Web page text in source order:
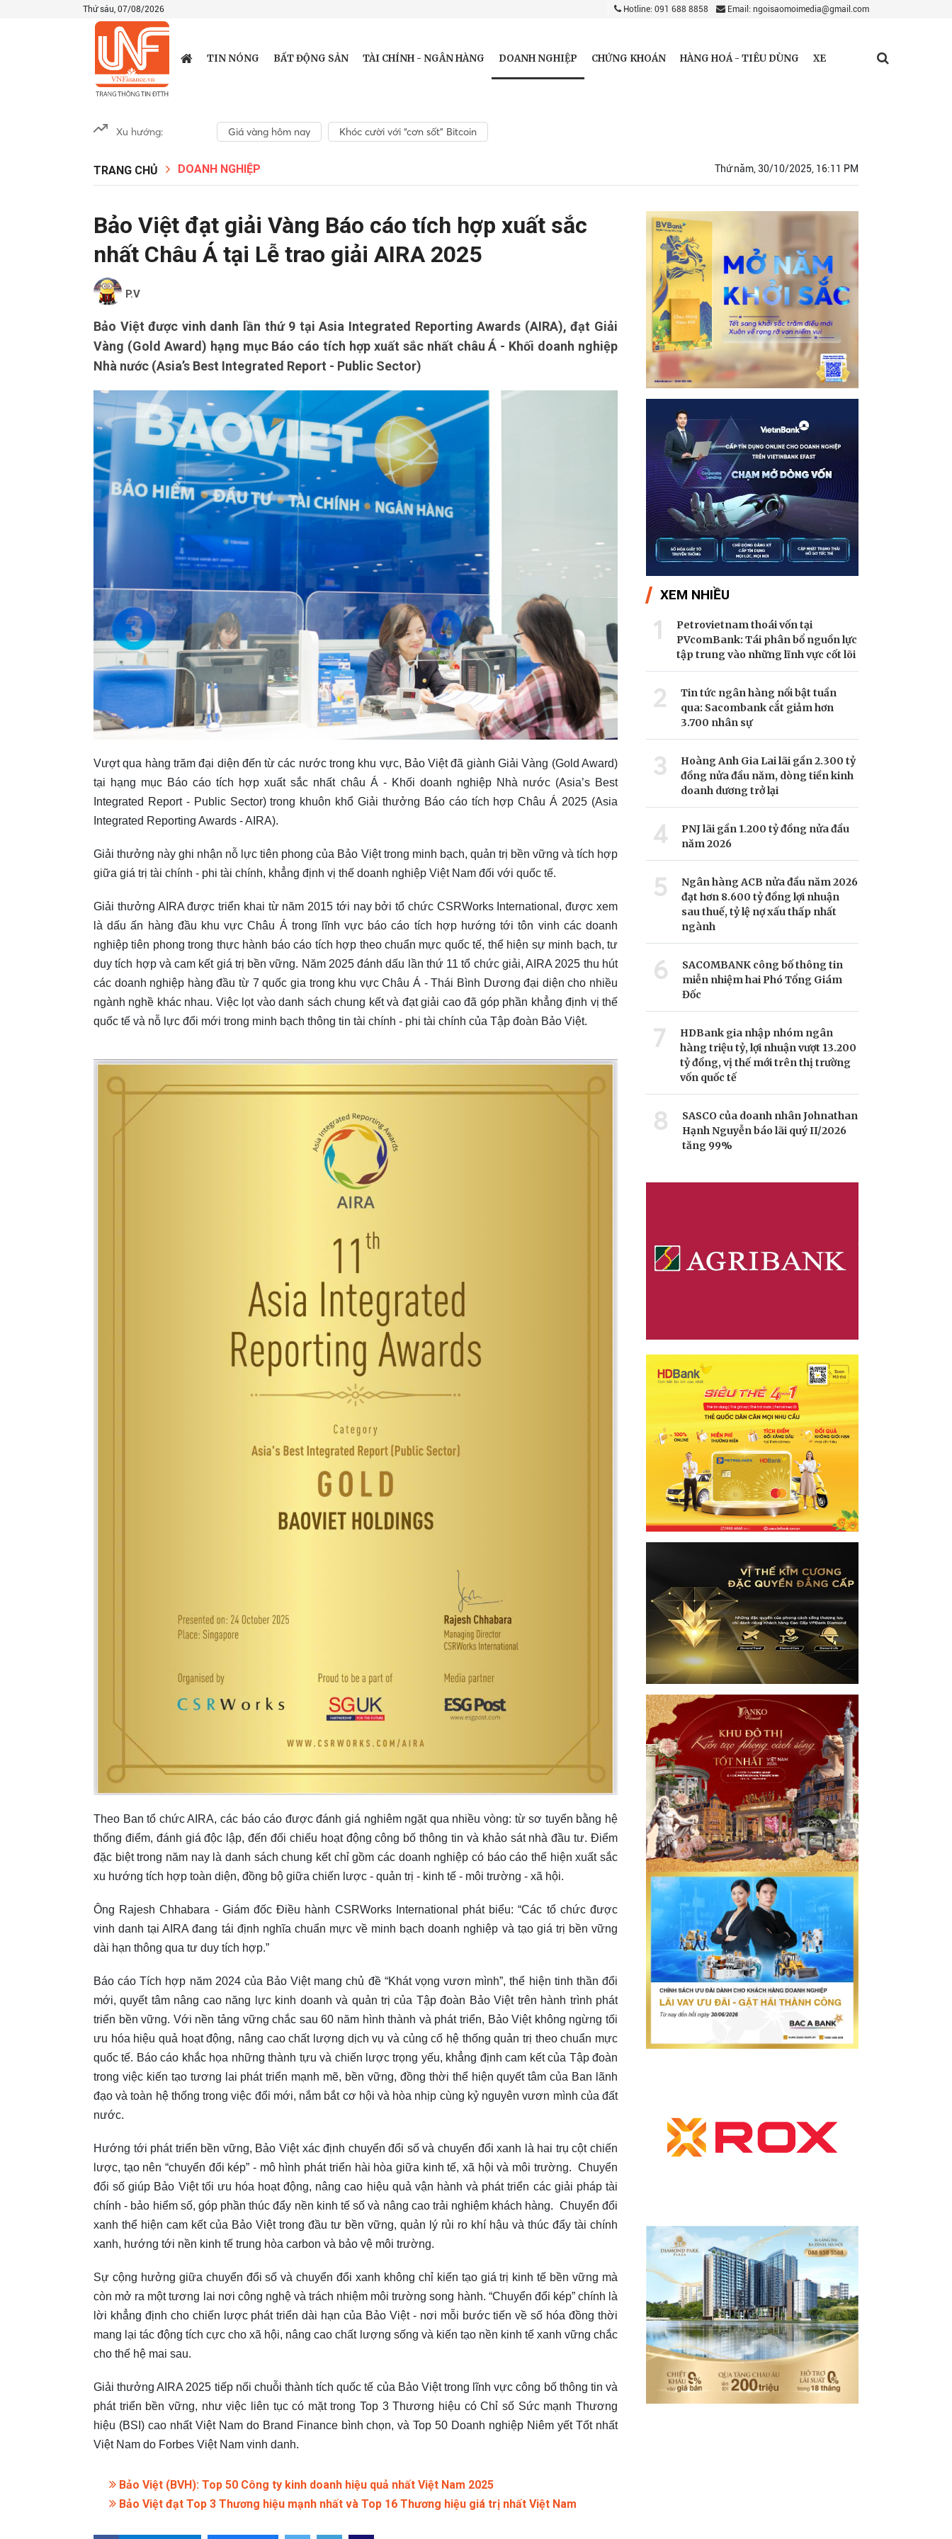
Thứ sáu, 07/08/2026 Hotline: 091 688 8858 Email: ngoisaomoimedia@gmail.com
TIN NÓNG BẤT ĐỘNG SẢN TÀI CHÍNH - NGÂN HÀNG DOANH NGHIỆP CHỨNG KHOÁN HÀNG HOÁ - TIÊU DÙNG XE
Xu hướng: Giá vàng hôm nay Khóc cười với “cơn sốt” Bitcoin
TRANG CHỦ DOANH NGHIỆP Thứ năm, 30/10/2025, 16:11 PM
Bảo Việt đạt giải Vàng Báo cáo tích hợp xuất sắc
nhất Châu Á tại Lễ trao giải AIRA 2025
P.V
Bảo Việt được vinh danh lần thứ 9 tại Asia Integrated Reporting Awards (AIRA), đạt Giải
Vàng (Gold Award) hạng mục Báo cáo tích hợp xuất sắc nhất châu Á - Khối doanh nghiệp
Nhà nước (Asia’s Best Integrated Report - Public Sector)
Vượt qua hàng trăm đại diện đến từ các nước trong khu vực, Bảo Việt đã giành Giải Vàng (Gold Award)
tại hạng mục Báo cáo tích hợp xuất sắc nhất châu Á - Khối doanh nghiệp Nhà nước (Asia’s Best
Integrated Report - Public Sector) trong khuôn khổ Giải thưởng Báo cáo tích hợp Châu Á 2025 (Asia
Integrated Reporting Awards - AIRA).
Giải thưởng này ghi nhận nỗ lực tiên phong của Bảo Việt trong minh bạch, quản trị bền vững và tích hợp
giữa giá trị tài chính - phi tài chính, khẳng định vị thế doanh nghiệp Việt Nam đối với quốc tế.
Giải thưởng AIRA được triển khai từ năm 2015 tới nay bởi tổ chức CSRWorks International, được xem
là dấu ấn hàng đầu khu vực Châu Á trong lĩnh vực báo cáo tích hợp hướng tới tôn vinh các doanh
nghiệp tiên phong trong thực hành báo cáo tích hợp theo chuẩn mực quốc tế, thể hiện sự minh bạch, tư
duy tích hợp và cam kết giá trị bền vững. Năm 2025 đánh dấu lần thứ 11 tổ chức giải, AIRA 2025 thu hút
các doanh nghiệp hàng đầu từ 7 quốc gia trong khu vực Châu Á - Thái Bình Dương đại diện cho nhiều
ngành nghề khác nhau. Việc lọt vào danh sách chung kết và đạt giải cao đã góp phần khẳng định vị thế
quốc tế và nỗ lực đổi mới trong minh bạch thông tin tài chính - phi tài chính của Tập đoàn Bảo Việt.
Theo Ban tổ chức AIRA, các báo cáo được đánh giá nghiêm ngặt qua nhiều vòng: từ sơ tuyển bằng hệ
thống điểm, đánh giá độc lập, đến đối chiếu hoạt động công bố thông tin và khảo sát nhà đầu tư. Điểm
đặc biệt trong năm nay là danh sách chung kết chỉ gồm các doanh nghiệp có báo cáo thể hiện xuất sắc
xu hướng tích hợp toàn diện, đồng bộ giữa chiến lược - quản trị - kinh tế - môi trường - xã hội.
Ông Rajesh Chhabara - Giám đốc Điều hành CSRWorks International phát biểu: “Các tổ chức được
vinh danh tại AIRA đang tái định nghĩa chuẩn mực về minh bạch doanh nghiệp và tạo giá trị bền vững
dài hạn thông qua tư duy tích hợp.”
Báo cáo Tích hợp năm 2024 của Bảo Việt mang chủ đề “Khát vọng vươn mình”, thể hiện tinh thần đổi
mới, quyết tâm nâng cao năng lực kinh doanh và quản trị của Tập đoàn Bảo Việt trên hành trình phát
triển bền vững. Với nền tảng vững chắc sau 60 năm hình thành và phát triển, Bảo Việt không ngừng tối
ưu hóa hiệu quả hoạt động, nâng cao chất lượng dịch vụ và củng cố hệ thống quản trị theo chuẩn mực
quốc tế. Báo cáo khắc họa những thành tựu và chiến lược trọng yếu, khẳng định cam kết của Tập đoàn
trong việc kiến tạo tương lai phát triển mạnh mẽ, bền vững, đồng thời thể hiện quyết tâm của Ban lãnh
đạo và toàn hệ thống trong việc đổi mới, nắm bắt cơ hội và hòa nhịp cùng kỷ nguyên vươn mình của đất
nước.
Hướng tới phát triển bền vững, Bảo Việt xác định chuyển đổi số và chuyển đổi xanh là hai trụ cột chiến
lược, tạo nên “chuyển đổi kép” - mô hình phát triển hài hòa giữa kinh tế, xã hội và môi trường. Chuyển
đổi số giúp Bảo Việt tối ưu hóa hoạt động, nâng cao hiệu quả vận hành và phát triển các giải pháp tài
chính - bảo hiểm số, góp phần thúc đẩy nền kinh tế số và nâng cao trải nghiệm khách hàng. Chuyển đổi
xanh thể hiện cam kết của Bảo Việt trong đầu tư bền vững, quản lý rủi ro khí hậu và thúc đẩy tài chính
xanh, hướng tới nền kinh tế trung hòa carbon và bảo vệ môi trường.
Sự cộng hưởng giữa chuyển đổi số và chuyển đổi xanh không chỉ kiến tạo giá trị kinh tế bền vững mà
còn mở ra một tương lai nơi công nghệ và trách nhiệm môi trường song hành. “Chuyển đổi kép” chính là
lời khẳng định cho chiến lược phát triển dài hạn của Bảo Việt - nơi mỗi bước tiến về số hóa đồng thời
mang lại tác động tích cực cho xã hội, nâng cao chất lượng sống và kiến tạo nền kinh tế xanh vững chắc
cho thế hệ mai sau.
Giải thưởng AIRA 2025 tiếp nối chuỗi thành tích quốc tế của Bảo Việt trong lĩnh vực công bố thông tin và
phát triển bền vững, như việc liên tục có mặt trong Top 3 Thương hiệu có Chỉ số Sức mạnh Thương
hiệu (BSI) cao nhất Việt Nam do Brand Finance bình chọn, và Top 50 Doanh nghiệp Niêm yết Tốt nhất
Việt Nam do Forbes Việt Nam vinh danh.
Bảo Việt (BVH): Top 50 Công ty kinh doanh hiệu quả nhất Việt Nam 2025
Bảo Việt đạt Top 3 Thương hiệu mạnh nhất và Top 16 Thương hiệu giá trị nhất Việt Nam
XEM NHIỀU
1
Petrovietnam thoái vốn tại
PVcomBank: Tái phân bổ nguồn lực
tập trung vào những lĩnh vực cốt lõi
2
Tin tức ngân hàng nổi bật tuần
qua: Sacombank cắt giảm hơn
3.700 nhân sự
3
Hoàng Anh Gia Lai lãi gần 2.300 tỷ
đồng nửa đầu năm, dòng tiền kinh
doanh dương trở lại
4
PNJ lãi gần 1.200 tỷ đồng nửa đầu
năm 2026
5
Ngân hàng ACB nửa đầu năm 2026
đạt hơn 8.600 tỷ đồng lợi nhuận
sau thuế, tỷ lệ nợ xấu thấp nhất
ngành
6
SACOMBANK công bố thông tin
miễn nhiệm hai Phó Tổng Giám
Đốc
7
HDBank gia nhập nhóm ngân
hàng triệu tỷ, lợi nhuận vượt 13.200
tỷ đồng, vị thế mới trên thị trường
vốn quốc tế
8
SASCO của doanh nhân Johnathan
Hạnh Nguyễn báo lãi quý II/2026
tăng 99%